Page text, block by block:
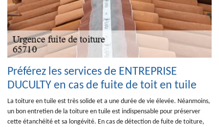
Préférez les services de ENTREPRISE
DUCULTY en cas de fuite de toit en tuile
La toiture en tuile est très solide et a une durée de vie élevée. Néanmoins,
un bon entretien de la toiture en tuile est indispensable pour préserver
cette étanchéité et sa longévité. En cas de détection de fuite de toiture,